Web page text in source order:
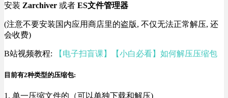
安装 Zarchiver 或者 ES文件管理器
(注意不要安装国内应用商店里的盗版, 不仅无法正常解压, 还
会收费)
B站视频教程: 【电子扫盲课】【小白必看】如何解压压缩包
目前有2种类型的压缩包:
1. 单一压缩文件的（可以单独下载和解压)